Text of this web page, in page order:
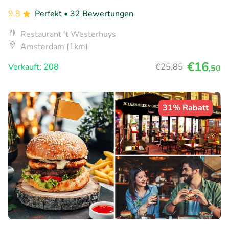
9.8
Perfekt • 32 Bewertungen
Restaurant 't Westerhuys
Amsterdam (1km)
Verkauft: 208
€25,85 €16,50
31% Rabatt